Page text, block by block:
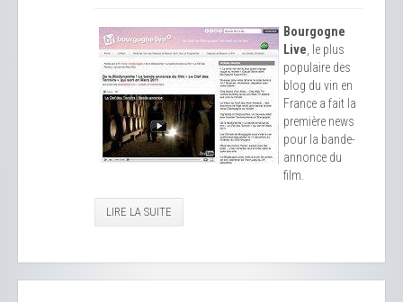
Bourgogne
Live , le plus
populaire des
blog du vin en
France a fait la
première news
pour la bande-
annonce du
film.
LIRE LA SUITE